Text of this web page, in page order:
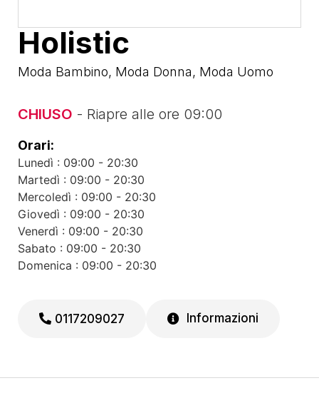
Holistic
Moda Bambino, Moda Donna, Moda Uomo
CHIUSO - Riapre alle ore 09:00
Orari:
Lunedì : 09:00 - 20:30
Martedì : 09:00 - 20:30
Mercoledì : 09:00 - 20:30
Giovedì : 09:00 - 20:30
Venerdì : 09:00 - 20:30
Sabato : 09:00 - 20:30
Domenica : 09:00 - 20:30
0117209027 Informazioni